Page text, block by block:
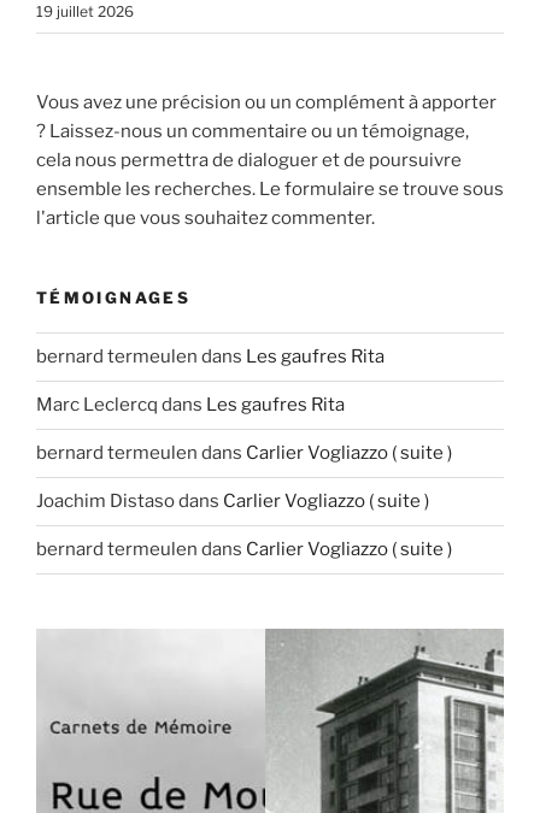
19 juillet 2026
Vous avez une précision ou un complément à apporter
? Laissez-nous un commentaire ou un témoignage,
cela nous permettra de dialoguer et de poursuivre
ensemble les recherches. Le formulaire se trouve sous
l'article que vous souhaitez commenter.
TÉMOIGNAGES
bernard termeulen dans Les gaufres Rita
Marc Leclercq dans Les gaufres Rita
bernard termeulen dans Carlier Vogliazzo ( suite )
Joachim Distasodans Carlier Vogliazzo ( suite )
bernard termeulen dans Carlier Vogliazzo ( suite )